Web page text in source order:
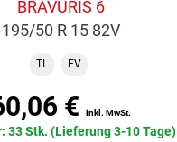
BRAVURIS 6
195/50 R 15 82V
TL EV
€ inkl. MwSt.
33 Stk. (Lieferung 3-10 Tage)